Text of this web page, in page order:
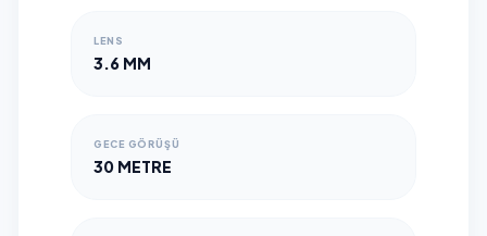
LENS
3.6 MM
GECE GÖRÜŞÜ
30 METRE